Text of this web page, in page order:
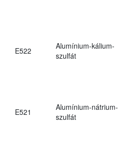
E522
Alumínium-kálium-
szulfát
E521
Alumínium-nátrium-
szulfát